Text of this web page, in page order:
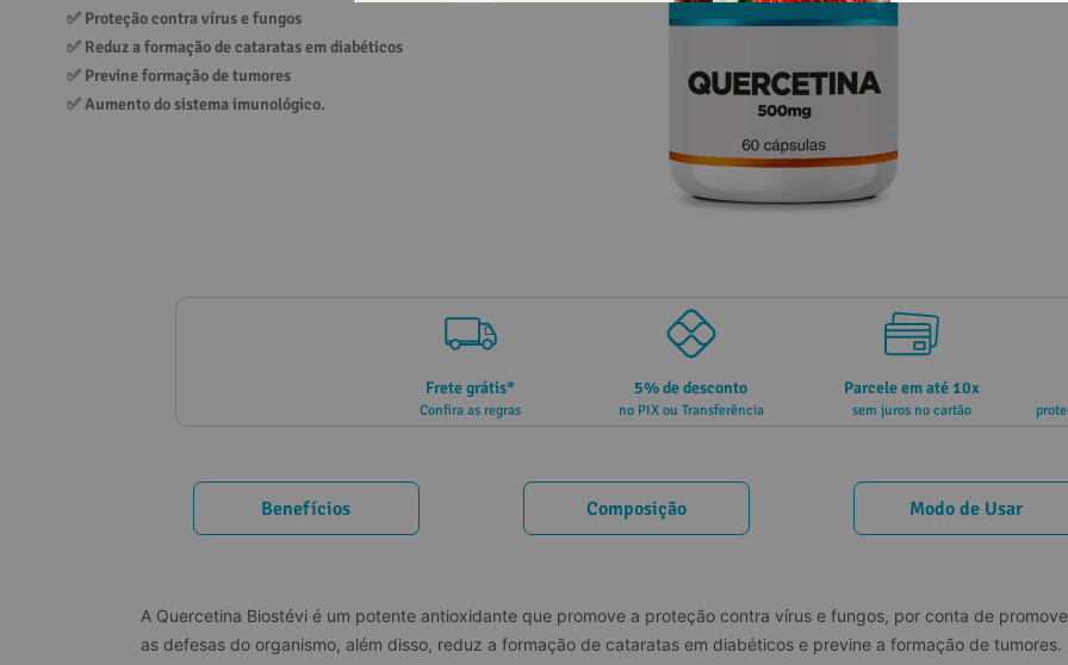
✅ Proteção contra vírus e fungos
✅ Reduz a formação de cataratas em diabéticos
✅ Previne formação de tumores
✅ Aumento do sistema imunológico.
Frete grátis*
Confira as regras
5% de desconto
no PIX ou Transferência
Parcele em até 10x
sem juros no cartão
Benefícios Composição Modo de Usar
A Quercetina Biostévi é um potente antioxidante que promove a proteção contra vírus e fungos, por conta de
as defesas do organismo, além disso, reduz a formação de cataratas em diabéticos e previne a formação de tumores.
10º vitamina